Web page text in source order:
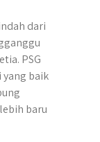
dari
PSG
baik
baru